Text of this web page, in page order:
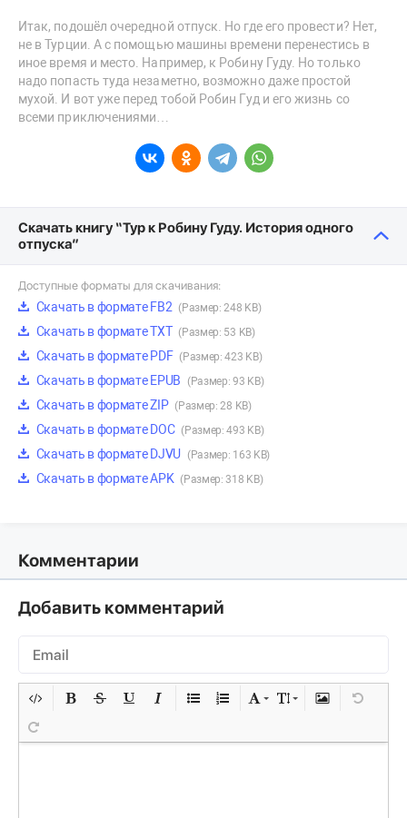
Итак, подошёл очередной отпуск. Но где его провести? Нет,
не в Турции. А с помощью машины времени перенестись в
иное время и место. Например, к Робину Гуду. Но только
надо попасть туда незаметно, возможно даже простой
мухой. И вот уже перед тобой Робин Гуд и его жизнь со
всеми приключениями…
Скачать книгу “Тур к Робину Гуду. История одного
отпуска”
Доступные форматы для скачивания:
Скачать в формате FB2 (Размер: 248 KB)
Скачать в формате TXT (Размер: 53 KB)
Скачать в формате PDF (Размер: 423 KB)
Скачать в формате EPUB (Размер: 93 KB)
Скачать в формате ZIP (Размер: 28 KB)
Скачать в формате DOC (Размер: 493 KB)
Скачать в формате DJVU (Размер: 163 KB)
Скачать в формате APK (Размер: 318 KB)
Комментарии
Добавить комментарий